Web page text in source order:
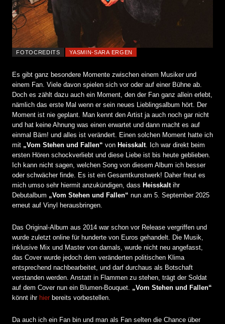
FOTOCREDITS YASMIN-SARA ERGEN
Es gibt ganz besondere Momente zwischen einem Musiker und
einem Fan. Viele davon spielen sich vor oder auf einer Bühne ab.
Doch es zählt dazu auch ein Moment, den der Fan ganz allein erlebt,
nämlich das erste Mal wenn er sein neues Lieblingsalbum hört. Der
Moment ist nie geplant. Man kennt den Artist ja auch noch gar nicht
und hat keine Ahnung was einen erwartet und dann macht es auf
einmal Bäm! und alles ist verändert. Einen solchen Moment hatte ich
mit „Vom Stehen und Fallen“ von Heisskalt. Ich war direkt beim
ersten Hören schockverliebt und diese Liebe ist bis heute geblieben.
Ich kann nicht sagen, welchen Song von diesem Album ich besser
oder schwächer finde. Es ist ein Gesamtkunstwerk! Daher freut es
mich umso sehr hiermit anzukündigen, dass Heisskaltihr
Debutalbum „Vom Stehen und Fallen“ nun am 5. September 2025
erneut auf Vinyl herausbringen.
Das Original-Album aus 2014 war schon vor Release vergriffen und
wurde zuletzt online für hunderte von Euros gehandelt. Die Musik,
inklusive Mix und Master von damals, wurde nicht neu angefasst,
das Cover wurde jedoch dem veränderten politischen Klima
entsprechend nachbearbeitet, und darf durchaus als Botschaft
verstanden werden. Anstatt in Flammen zu stehen, trägt der Soldat
auf dem Cover nun ein Blumen-Bouquet. „Vom Stehen und Fallen“
könnt ihr hier bereits vorbestellen.
Da auch ich ein Fan bin und man als Fan selten die Chance über